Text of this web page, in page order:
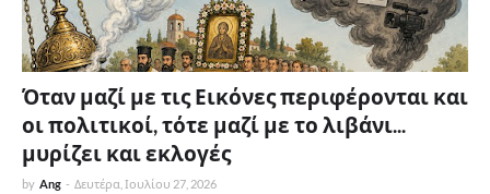
Όταν μαζί με τις Εικόνες περιφέρονται και
οι πολιτικοί, τότε μαζί με το λιβάνι...
μυρίζει και εκλογές
by Ang - Δευτέρα, Ιουλίου 27, 2026